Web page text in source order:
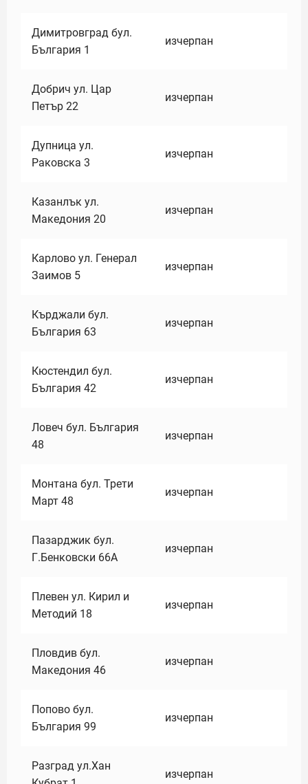
Димитровград бул.
България 1
изчерпан
Добрич ул. Цар
Петър 22
изчерпан
Дупница ул.
Раковска 3
изчерпан
Казанлък ул.
Македония 20
изчерпан
Карлово ул. Генерал
Заимов 5
изчерпан
Кърджали бул.
България 63
изчерпан
Кюстендил бул.
България 42
изчерпан
Ловеч бул. България
48
изчерпан
Монтана бул. Трети
Март 48
изчерпан
Пазарджик бул.
Г.Бенковски 66А
изчерпан
Плевен ул. Кирил и
Методий 18
изчерпан
Пловдив бул.
Македония 46
изчерпан
Попово бул.
България 99
изчерпан
Разград ул.Хан
изчерпан